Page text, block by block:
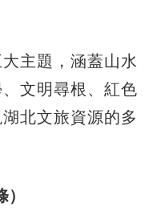
主題，涵蓋山水
文明尋根、紅色
北文旅資源的多